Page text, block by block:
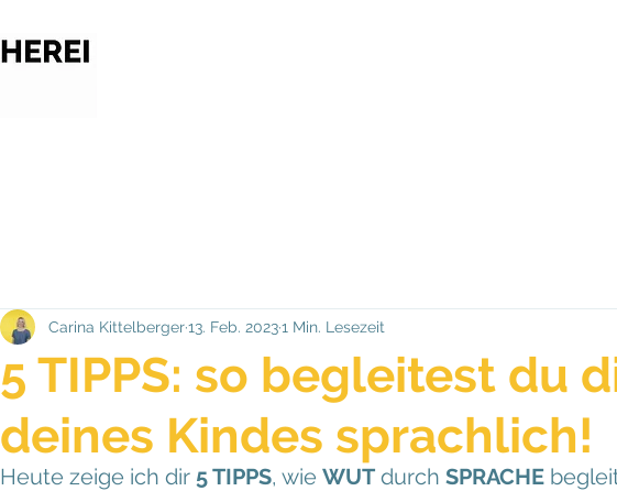
5 TIPPS: so begleitest du
deines Kindes sprachlich!
Carina Kittelberger13. Feb. 20231 Min. Lesezeit
Heute zeige ich dir 5 TIPPS, wie WUT durch SPRACHE